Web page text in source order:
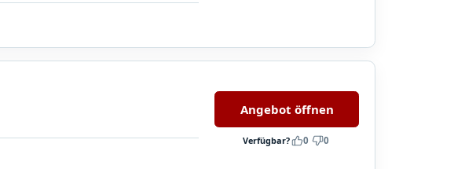
Angebot öffnen
Verfügbar? 0 0